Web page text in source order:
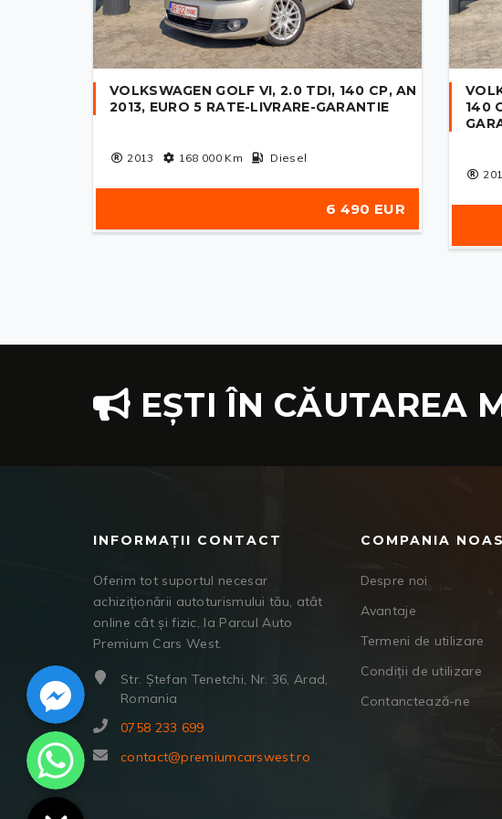
VOLKSWAGEN GOLF VI, 2.0 TDI, 140 CP, AN
2013, EURO 5 RATE-LIVRARE-GARANTIE
2013 168 000Km Diesel
6 490 EUR
140
EȘTI ÎN CĂUTAREA
INFORMAȚII CONTACT
Oferim tot suportul necesar
achiziționării autoturismului tău, atât
online cât și fizic, la Parcul Auto
Premium Cars West.
Str. Ștefan Tenetchi, Nr. 36, Arad,
Romania
0758 233 699
contact@premiumcarswest.ro
COMPANIA
Despre noi
Avantaje
Termeni de utilizare
Condiții de utilizare
Contanctează-ne
Facebook Messenger
WhatsApp